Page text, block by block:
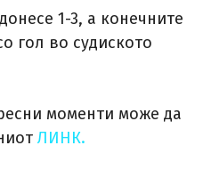
1-3, а конечните
гол во судиското
моменти може да
ЛИНК.